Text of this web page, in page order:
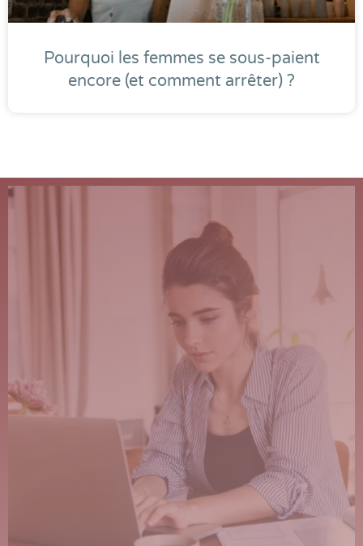
Pourquoi les femmes se sous-paient
encore (et comment arrêter) ?